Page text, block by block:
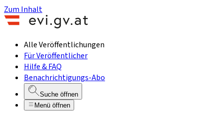
Zum Inhalt
Alle Veröffentlichungen
Für Veröffentlicher
Hilfe & FAQ
Benachrichtigungs-Abo
Suche öffnen
Menü öffnen